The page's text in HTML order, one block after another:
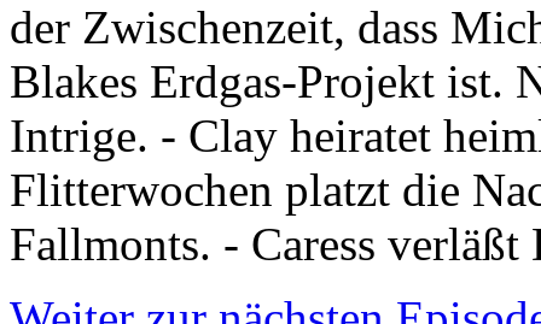
der Zwischenzeit, dass
Blakes Erdgas-Projekt ist.
Intrige. - Clay heiratet
Flitterwochen platzt die
Fallmonts. - Caress verläßt